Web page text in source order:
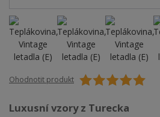
Ohodnotit produkt
Luxusní vzory z Turecka